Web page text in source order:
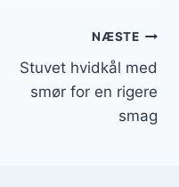
NÆSTE
Stuvet hvidkål med
smør for en rigere
smag